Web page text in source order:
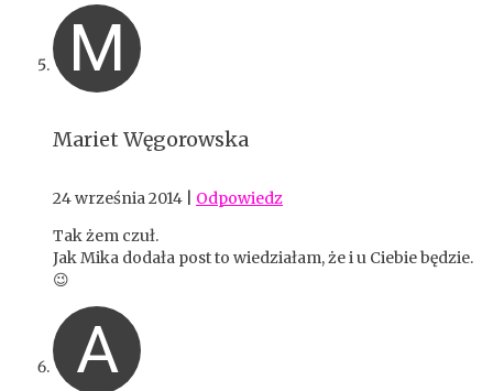
M
Mariet Węgorowska
24 września 2014
Odpowiedz
Tak żem czuł.
Jak Mika dodała post to wiedziałam, że i u Ciebie będzie.
😉
A